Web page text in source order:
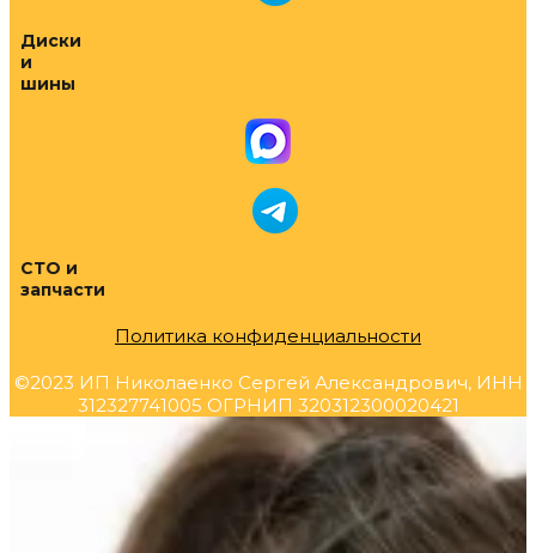
Диски
и
шины
СТО и
запчасти
Политика конфиденциальности
©2023 ИП Николаенко Сергей Александрович, ИНН
312327741005 ОГРНИП 320312300020421